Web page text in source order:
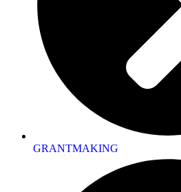
GRANTMAKING